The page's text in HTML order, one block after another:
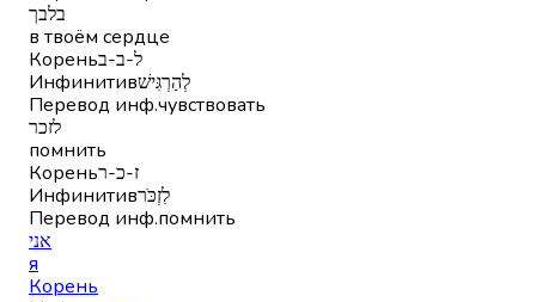
בלבך
в твоём сердце
Кореньל-ב-ב
Инфинитивלְהַרְגִּישׁ
Перевод инф.чувствовать
לזכר
помнить
Кореньז-כ-ר
Инфинитивלִזְכֹּר
Перевод инф.помнить
אני
я
Корень